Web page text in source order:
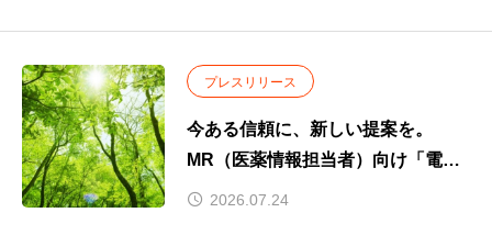
プレスリリース
今ある信頼に、新しい提案を。
MR（医薬情報担当者）向け「電気
料金提案」の取り組みを開始
2026.07.24